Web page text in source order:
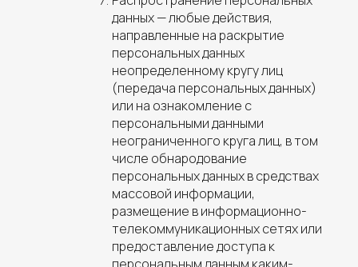
данных —любые действия,
направленные на раскрытие
персональных данных
неопределенному кругу лиц
(передача персональных данных)
или на ознакомление с
персональными данными
неограниченного круга лиц, в том
числе обнародование
персональных данных в средствах
массовой информации,
размещение в информационно-
телекоммуникационных сетях или
предоставление доступа к